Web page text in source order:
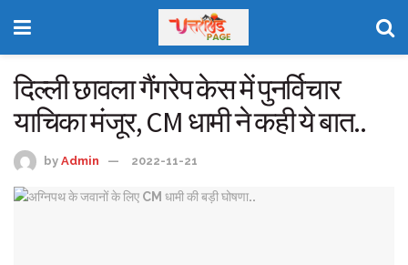
दिल्ली छावला गैंगरेप केस में पुनर्विचार
याचिका मंजूर, CM धामी ने कही ये बात..
by Admin 2022-11-21